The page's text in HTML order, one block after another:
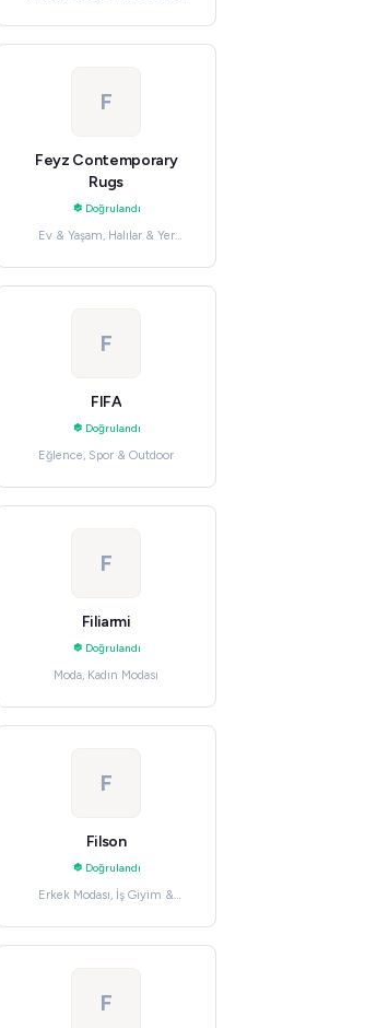
F
Feyz Contemporary
Rugs
Doğrulandı
Ev & Yaşam, Halılar & Yer
F
FIFA
Doğrulandı
Eğlence, Spor & Outdoor
F
Filiarmi
Doğrulandı
Moda, Kadın Modası
F
Filson
Doğrulandı
Erkek Modası, İş Giyim &
F